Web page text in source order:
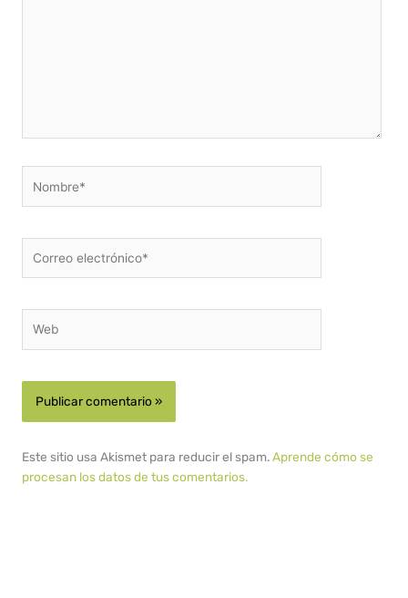
electrónico*
Este sitio usa Akismet para reducir el spam.Aprende cómo se
procesan los datos de tus comentarios.